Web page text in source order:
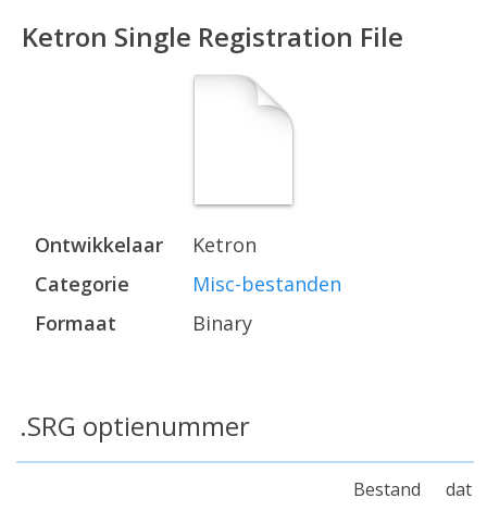
Ketron Single Registration File
Ontwikkelaar
Ketron
Categorie
Misc-bestanden
Formaat
Binary
.SRG optienummer
Bestand dat